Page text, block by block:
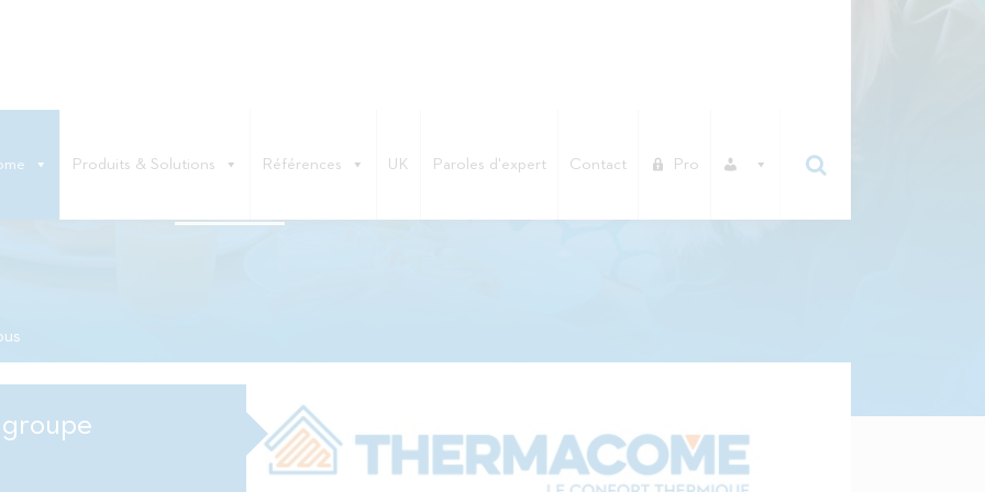
Produits & Solutions Références UK Paroles d'expert Contact Pro